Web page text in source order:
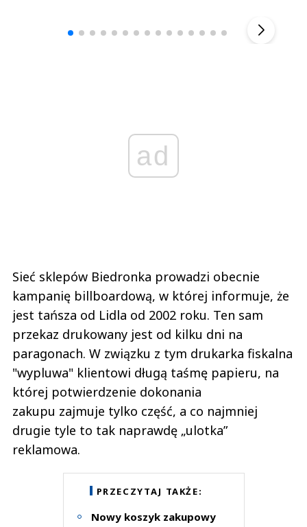
ad
Sieć sklepów Biedronka prowadzi obecnie
kampanię billboardową, w której informuje, że
jest tańsza od Lidla od 2002 roku. Ten sam
przekaz drukowany jest od kilku dni na
paragonach. W związku z tym drukarka fiskalna
"wypluwa" klientowi długą taśmę papieru, na
której potwierdzenie dokonania
zakupu zajmuje tylko część, a co najmniej
drugie tyle to tak naprawdę „ulotka”
reklamowa.
PRZECZYTAJ TAKŻE:
Nowy koszyk zakupowy